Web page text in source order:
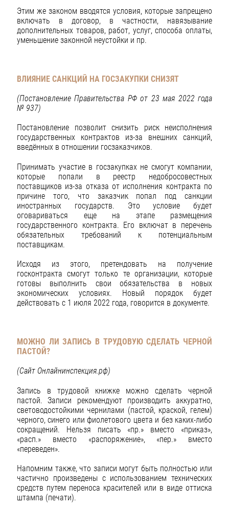
Этим же законом вводятся условия, которые запрещено
включать в договор, в частности, навязывание
дополнительных товаров, работ, услуг, способа оплаты,
уменьшение законной неустойки и пр.
ВЛИЯНИЕ САНКЦИЙ НА ГОСЗАКУПКИ СНИЗЯТ
(Постановление Правительства РФ от 23 мая 2022 года
№ 937)
Постановление позволит снизить риск неисполнения
государственных контрактов из-за внешних санкций,
введённых в отношении госзаказчиков.
Принимать участие в госзакупках не смогут компании,
которые попали в реестр недобросовестных
поставщиков из-за отказа от исполнения контракта по
причине того, что заказчик попал под санкции
иностранных государств. Это условие будет
оговариваться еще на этапе размещения
государственного контракта. Его включат в перечень
обязательных требований к потенциальным
поставщикам.
Исходя из этого, претендовать на получение
госконтракта смогут только те организации, которые
готовы выполнить свои обязательства в новых
экономических условиях. Новый порядок будет
действовать с 1 июля 2022 года, говорится в документе.
МОЖНО ЛИ ЗАПИСЬ В ТРУДОВУЮ СДЕЛАТЬ ЧЕРНОЙ
ПАСТОЙ?
(Сайт Онлайнинспекция.рф)
Запись в трудовой книжке можно сделать черной
пастой. Записи рекомендуют производить аккуратно,
световодостойкими чернилами (пастой, краской, гелем)
черного, синего или фиолетового цвета и без каких-либо
сокращений. Нельзя писать «пр.» вместо «приказ»,
«расп.» вместо «распоряжение», «пер.» вместо
«переведен».
Напомним также, что записи могут быть полностью или
частично произведены с использованием технических
средств путем переноса красителей или в виде оттиска
штампа (печати).